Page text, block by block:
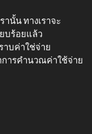
านั้น ทางเราจะ
บร้อยแล้ว
าบค่าใช่จ่าย
ารคำนวณค่าใช้จ่าย